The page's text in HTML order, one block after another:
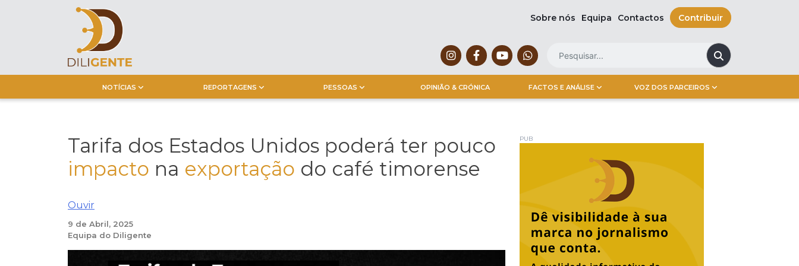
Sobre nós Equipa Contactos Contribuir
NOTÍCIAS REPORTAGENS PESSOAS OPINIÃO & CRÓNICA FACTOS E ANÁLISE VOZ DOS PARCEIROS
Tarifa dos Estados Unidos poderá ter pouco
impacto na exportação do café timorense
Ouvir
9 de Abril, 2025
Equipa do Diligente
PUB